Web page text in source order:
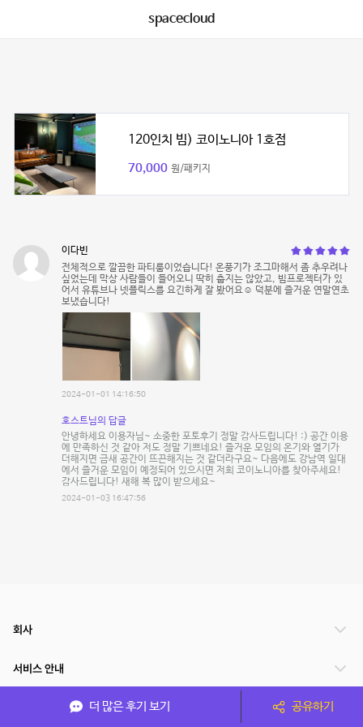
spacecloud
120인치 빔) 코이노니아 1호점
70,000 원/패키지
이다빈
전체적으로 깔끔한 파티룸이었습니다! 온풍기가 조그마해서 좀 추우려나
싶었는데 막상 사람들이 들어오니 딱히 춥지는 않았고, 빔프로젝터가 있
어서 유튜브나 넷플릭스를 요긴하게 잘 봤어요☺️ 덕분에 즐거운 연말연초
보냈습니다!
2024-01-01 14:16:50
호스트님의 답글
안녕하세요 이용자님~ 소중한 포토후기 정말 감사드립니다! :) 공간 이용
에 만족하신 것 같아 저도 정말 기쁘네요! 즐거운 모임의 온기와 열기가
더해지면 금새 공간이 뜨끈해지는 것 같더라구요~ 다음에도 강남역 일대
에서 즐거운 모임이 예정되어 있으시면 저희 코이노니아를 찾아주세요!
감사드립니다! 새해 복 많이 받으세요~
2024-01-03 16:47:56
더 많은 후기 보기 공유하기
회사
서비스 안내